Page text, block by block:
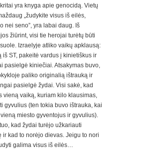
yra knyga apie genocidą. Vietų
„žudykite visus iš eilės,
nei seno”, yra labai daug. Iš
žiūrint, visi tie herojai turėtų būti
Izraelyje atliko vaikų apklausą:
iš ST, pakeitė vardus į kinietiškus ir
pasielgė kiniečiai. Atsakymas buvo,
paliko originalią ištrauką ir
pasielgė žydai. Visi sakė, kad
vieną vaiką, kuriam kilo klausimas,
gyvulius (ten tokia buvo ištrauka, kai
miesto gyventojus ir gyvulius).
kad žydai turėjo užkariauti
ir kad to norėjo dievas. Jeigu to nori
galima visus iš eilės…